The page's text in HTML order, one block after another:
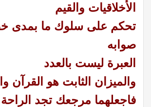
الأخلاقيات والقيم
تحكم على سلوك ما بمدى
صوابه
العبرة ليست بالعدد
والميزان الثابت هو القرآن
فاجعلهما مرجعك تجد الراحة